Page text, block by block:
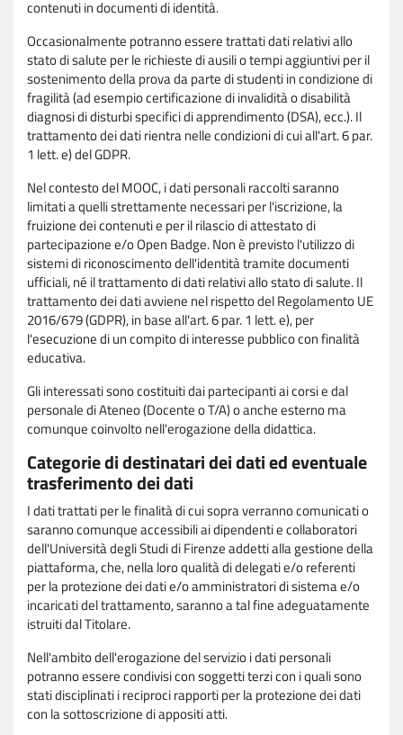
contenuti in documenti di identità.
Occasionalmente potranno essere trattati dati relativi allo
stato di salute per le richieste di ausili o tempi aggiuntivi per il
sostenimento della prova da parte di studenti in condizione di
fragilità (ad esempio certificazione di invalidità o disabilità
diagnosi di disturbi specifici di apprendimento (DSA), ecc.). Il
trattamento dei dati rientra nelle condizioni di cui all'art. 6 par.
1 lett. e) del GDPR.
Nel contesto del MOOC, i dati personali raccolti saranno
limitati a quelli strettamente necessari per l'iscrizione, la
fruizione dei contenuti e per il rilascio di attestato di
partecipazione e/o Open Badge. Non è previsto l'utilizzo di
sistemi di riconoscimento dell'identità tramite documenti
ufficiali, né il trattamento di dati relativi allo stato di salute. Il
trattamento dei dati avviene nel rispetto del Regolamento UE
2016/679 (GDPR), in base all'art. 6 par. 1 lett. e), per
l'esecuzione di un compito di interesse pubblico con finalità
educativa.
Gli interessati sono costituiti dai partecipanti ai corsi e dal
personale di Ateneo (Docente o T/A) o anche esterno ma
comunque coinvolto nell'erogazione della didattica.
Categorie di destinatari dei dati ed eventuale
trasferimento dei dati
I dati trattati per le finalità di cui sopra verranno comunicati o
saranno comunque accessibili ai dipendenti e collaboratori
dell'Università degli Studi di Firenze addetti alla gestione della
piattaforma, che, nella loro qualità di delegati e/o referenti
per la protezione dei dati e/o amministratori di sistema e/o
incaricati del trattamento, saranno a tal fine adeguatamente
istruiti dal Titolare.
Nell'ambito dell'erogazione del servizio i dati personali
potranno essere condivisi con soggetti terzi con i quali sono
stati disciplinati i reciproci rapporti per la protezione dei dati
con la sottoscrizione di appositi atti.